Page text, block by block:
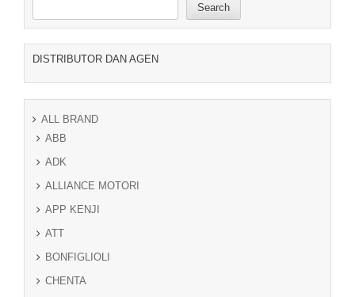
Search
DISTRIBUTOR DAN AGEN
ALL BRAND
ABB
ADK
ALLIANCE MOTORI
APP KENJI
ATT
BONFIGLIOLI
CHENTA